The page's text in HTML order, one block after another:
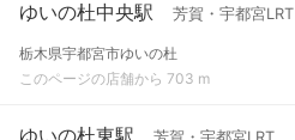
ゆいの杜中央駅 芳賀・宇都宮LRT
栃木県宇都宮市ゆいの杜
このページの店舗から 703 m
ゆいの杜東駅